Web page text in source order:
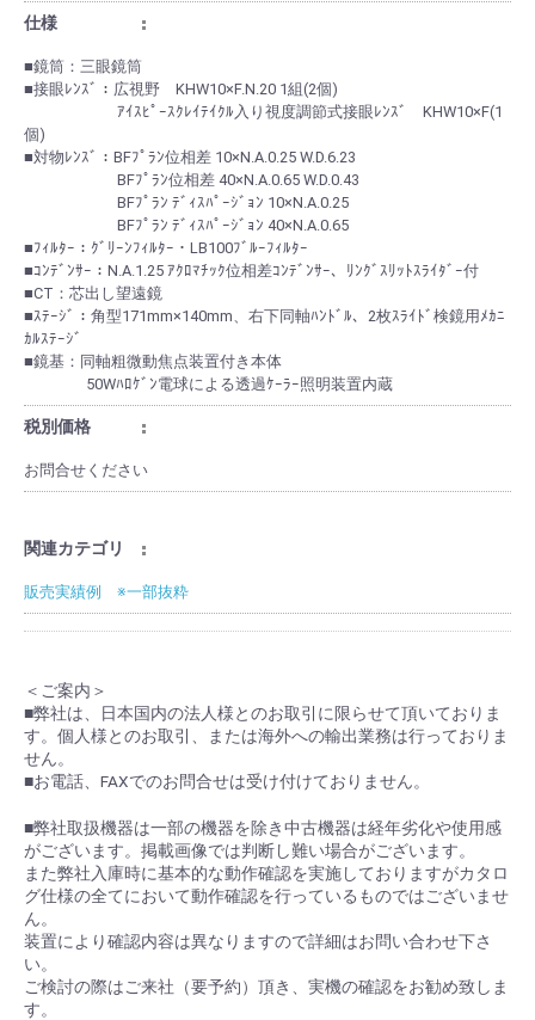
仕様
■鏡筒：三眼鏡筒
■接眼ﾚﾝｽﾞ：広視野 KHW10×F.N.20 1組(2個)
ｱｲｽﾋﾟｰｽｸﾚｲﾃｲｸﾙ入り視度調節式接眼ﾚﾝｽﾞ KHW10×F(1
個)
■対物ﾚﾝｽﾞ：BFﾌﾟﾗﾝ位相差 10×N.A.0.25 W.D.6.23
BFﾌﾟﾗﾝ位相差 40×N.A.0.65 W.D.0.43
BFﾌﾟﾗﾝ ﾃﾞｨｽﾊﾟｰｼﾞｮﾝ 10×N.A.0.25
BFﾌﾟﾗﾝ ﾃﾞｨｽﾊﾟｰｼﾞｮﾝ 40×N.A.0.65
■ﾌｨﾙﾀｰ：ｸﾞﾘｰﾝﾌｨﾙﾀｰ・LB100ﾌﾞﾙｰﾌｨﾙﾀｰ
■ｺﾝﾃﾞﾝｻｰ：N.A.1.25 ｱｸﾛﾏﾁｯｸ位相差ｺﾝﾃﾞﾝｻｰ、ﾘﾝｸﾞｽﾘｯﾄｽﾗｲﾀﾞｰ付
■CT：芯出し望遠鏡
■ｽﾃｰｼﾞ：角型171mm×140mm、右下同軸ﾊﾝﾄﾞﾙ、2枚ｽﾗｲﾄﾞ検鏡用ﾒｶﾆ
ｶﾙｽﾃｰｼﾞ
■鏡基：同軸粗微動焦点装置付き本体
50Wﾊﾛｹﾞﾝ電球による透過ｹｰﾗｰ照明装置内蔵
税別価格
お問合せください
関連カテゴリ
販売実績例 ※一部抜粋
＜ご案内＞
■弊社は、日本国内の法人様とのお取引に限らせて頂いておりま
す。個人様とのお取引、または海外への輸出業務は行っておりま
せん。
■お電話、FAXでのお問合せは受け付けておりません。
■弊社取扱機器は一部の機器を除き中古機器は経年劣化や使用感
がございます。掲載画像では判断し難い場合がございます。
また弊社入庫時に基本的な動作確認を実施しておりますがカタロ
グ仕様の全てにおいて動作確認を行っているものではございませ
ん。
装置により確認内容は異なりますので詳細はお問い合わせ下さ
い。
ご検討の際はご来社（要予約）頂き、実機の確認をお勧め致しま
す。